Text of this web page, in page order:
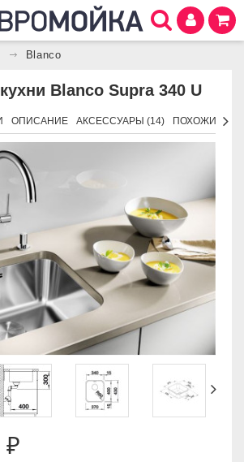
Blanco
Blanco Supra 340 U
ОПИСАНИЕ АКСЕССУАРЫ (14) ПОХОЖИЕ
₽